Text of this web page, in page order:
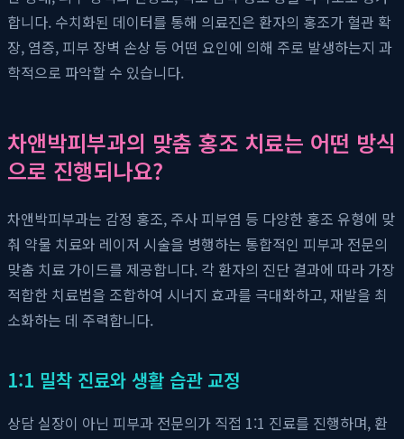
합니다. 수치화된 데이터를 통해 의료진은 환자의 홍조가 혈관 확
장, 염증, 피부 장벽 손상 등 어떤 요인에 의해 주로 발생하는지 과
학적으로 파악할 수 있습니다.
차앤박피부과의 맞춤 홍조 치료는 어떤 방식
으로 진행되나요?
차앤박피부과는 감정 홍조, 주사 피부염 등 다양한 홍조 유형에 맞
춰 약물 치료와 레이저 시술을 병행하는 통합적인 피부과 전문의
맞춤 치료 가이드를 제공합니다. 각 환자의 진단 결과에 따라 가장
적합한 치료법을 조합하여 시너지 효과를 극대화하고, 재발을 최
소화하는 데 주력합니다.
1:1 밀착 진료와 생활 습관 교정
상담 실장이 아닌 피부과 전문의가 직접 1:1 진료를 진행하며, 환